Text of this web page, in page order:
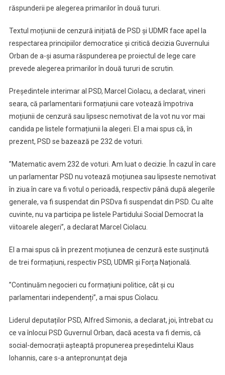
răspunderii pe alegerea primarilor în două tururi.
Textul moțiunii de cenzură inițiată de PSD și UDMR face apel la
respectarea principiilor democratice și critică decizia Guvernului
Orban de a-și asuma răspunderea pe proiectul de lege care
prevede alegerea primarilor în două tururi de scrutin.
Președintele interimar al PSD, Marcel Ciolacu, a declarat, vineri
seara, că parlamentarii formațiunii care votează împotriva
moțiunii de cenzură sau lipsesc nemotivat de la vot nu vor mai
candida pe listele formațiunii la alegeri. El a mai spus că, în
prezent, PSD se bazează pe 232 de voturi.
”Matematic avem 232 de voturi. Am luat o decizie. În cazul în care
un parlamentar PSD nu votează moțiunea sau lipseste nemotivat
în ziua în care va fi votul o perioadă, respectiv până după alegerile
generale, va fi suspendat din PSDva fi suspendat din PSD. Cu alte
cuvinte, nu va participa pe listele Partidului Social Democrat la
viitoarele alegeri”, a declarat Marcel Ciolacu.
El a mai spus că în prezent moțiunea de cenzură este susținută
de trei formațiuni, respectiv PSD, UDMR și Forța Națională.
”Continuăm negocieri cu formațiuni politice, cât și cu
parlamentari independenți”, a mai spus Ciolacu.
Liderul deputaților PSD, Alfred Simonis, a declarat, joi, întrebat cu
ce va înlocui PSD Guvernul Orban, dacă acesta va fi demis, că
social-democrații așteaptă propunerea președintelui Klaus
Iohannis, care s-a antepronunțat deja